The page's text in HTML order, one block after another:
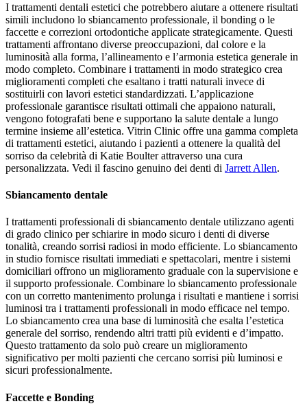
I trattamenti dentali estetici che potrebbero aiutare a ottenere risultati
simili includono lo sbiancamento professionale, il bonding o le
faccette e correzioni ortodontiche applicate strategicamente. Questi
trattamenti affrontano diverse preoccupazioni, dal colore e la
luminosità alla forma, l’allineamento e l’armonia estetica generale in
modo completo. Combinare i trattamenti in modo strategico crea
miglioramenti completi che esaltano i tratti naturali invece di
sostituirli con lavori estetici standardizzati. L’applicazione
professionale garantisce risultati ottimali che appaiono naturali,
vengono fotografati bene e supportano la salute dentale a lungo
termine insieme all’estetica. Vitrin Clinic offre una gamma completa
di trattamenti estetici, aiutando i pazienti a ottenere la qualità del
sorriso da celebrità di Katie Boulter attraverso una cura
personalizzata. Vedi il fascino genuino dei denti di Jarrett Allen.
Sbiancamento dentale
I trattamenti professionali di sbiancamento dentale utilizzano agenti
di grado clinico per schiarire in modo sicuro i denti di diverse
tonalità, creando sorrisi radiosi in modo efficiente. Lo sbiancamento
in studio fornisce risultati immediati e spettacolari, mentre i sistemi
domiciliari offrono un miglioramento graduale con la supervisione e
il supporto professionale. Combinare lo sbiancamento professionale
con un corretto mantenimento prolunga i risultati e mantiene i sorrisi
luminosi tra i trattamenti professionali in modo efficace nel tempo.
Lo sbiancamento crea una base di luminosità che esalta l’estetica
generale del sorriso, rendendo altri tratti più evidenti e d’impatto.
Questo trattamento da solo può creare un miglioramento
significativo per molti pazienti che cercano sorrisi più luminosi e
sicuri professionalmente.
Faccette e Bonding